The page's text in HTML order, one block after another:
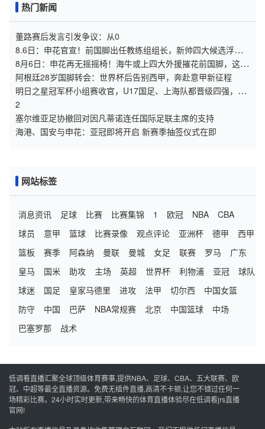
热门新闻
董路赛后发言引发争议：从0
8.6日：申花官宣！前国脚出任教练组组长，新帅四大候选浮
出，于汉超救火？
8月6日：申花再无摇摇椅！海牛或上四大外援摧花前国脚，这套
阵容踢中甲都困难
阿根廷28岁国脚转会：世界杯后告别西甲，奔赴意甲新征程
明日之星冠军杯小组赛收官，U17国足、上海队都晋级四强，东
道主会师决赛？
2
塞尔维亚足协撤回对因凡蒂诺连任国际足联主席的支持
海港、国安与申花：亚冠即将开启 新赛季抽签仪式在即
网站标签
消息资讯 足球 比赛 比赛集锦 1 欧冠 NBA
CBA
球员
意甲 篮球 比赛录像 观点评论 亚洲杯 德甲
西甲
篮板
赛季 阿森纳 曼联 曼城 女足 联赛 罗马
广东
皇马
国米 助攻 主场 英超 世界杯 利物浦 亚冠
球队
球迷
国足 皇家马德里 进攻 法甲 切尔西
中国女篮
防守
中国 巴萨 NBA常规赛 北京 中国篮球
中场
巴塞罗那
战术
低调看直播汇聚全球顶级体育赛事,提供NBA、足球、CBA、五大联赛、欧
冠、中超等最全直播资源。免费无插件直播,高清不卡顿,让您不错过任何一
场精彩比赛。24小时实时更新,带来畅快的体育直播体验尽在低调看jrs直播
官网!